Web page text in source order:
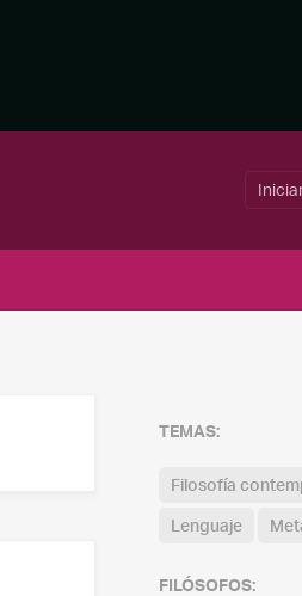
TEMAS:
Filosofía
Lenguaje
FILÓSOFOS: